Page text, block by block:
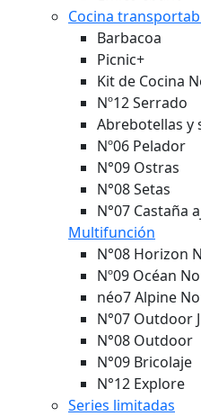
Cocina
Barbacoa
Picnic+
Kit de Cocina
Nº12 Serrado
Abrebotellas y
Nº06 Pelador
N°09 Ostras
N°08 Setas
N°07 Castaña
Multifunción
N°08 Horizon
Nº09 Océan
néo7 Alpine
N°07 Outdoor
N°08 Outdoor
N°09 Bricolaje
N°12 Explore
Series limitadas